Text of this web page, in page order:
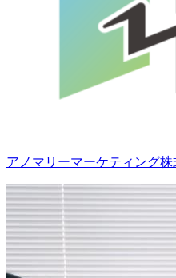
アノマリーマーケティング株